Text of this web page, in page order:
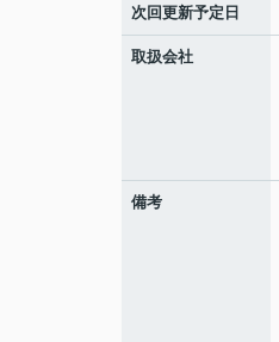
次回更新予定日
取扱会社
備考